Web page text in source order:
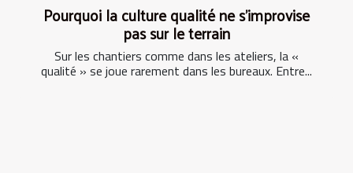
Pourquoi la culture qualité ne s’improvise
pas sur le terrain
Sur les chantiers comme dans les ateliers, la «
qualité » se joue rarement dans les bureaux. Entre...